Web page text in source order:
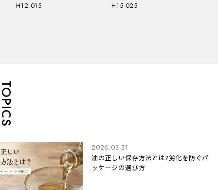
H12-015 H15-025
2026.03.31
油の正しい保存方法とは?劣化を防ぐパ
ッケージの選び方